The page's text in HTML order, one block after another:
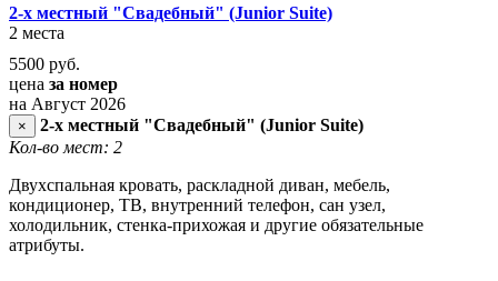
2-х местный "Свадебный" (Junior Suite)
2 места
5500 руб.
цена за номер
на Август 2026
×
2-х местный "Свадебный" (Junior Suite)
Кол-во мест: 2
Двухспальная кровать, раскладной диван, мебель,
кондиционер, ТВ, внутренний телефон, сан узел,
холодильник, стенка-прихожая и другие обязательные
атрибуты.